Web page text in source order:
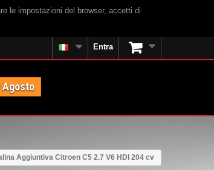
le impostazioni del browser, accetti di
Entra
Aggiuntiva Citroen C5 2.7 V6 HDI 204 cv